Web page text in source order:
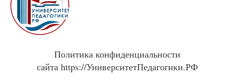
Политика конфиденциальности
сайта https://УниверситетПедагогики.РФ